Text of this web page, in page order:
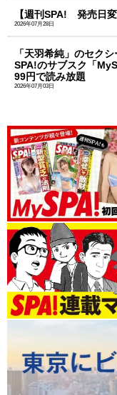
【週刊SPA! 発売日変
2026年07月28日
「天羽希純」のセク
SPA!のサブスク「
99円で読み放題
2026年07月03日